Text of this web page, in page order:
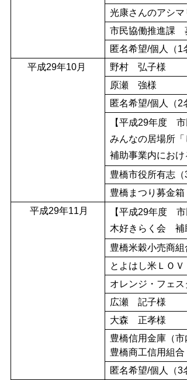
光康さんのアシマ
市民協働推進課
匿名希望/個人（1
平成29年10月
野村 弘子様
原瀬 強様
匿名希望/個人（2
【平成29年度
みんなの居場所「
補助事業内におけ
豊橋市役所有志（
豊橋まつり募金箱
平成29年11月
【平成29年度
木好きらく会 補
豊橋米穀小売商組
とよはし米ＬＯ
オレンジ・フェス
広瀬 記子様
大森 正孝様
豊橋信用金庫（市
豊橋商工信用組
匿名希望/個人（3